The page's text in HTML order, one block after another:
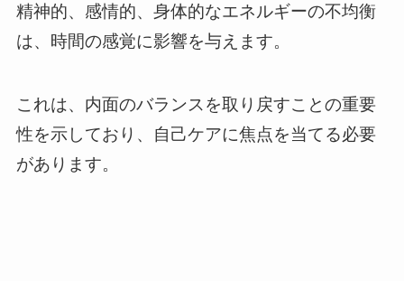
精神的、感情的、身体的なエネルギーの不均衡
は、時間の感覚に影響を与えます。
これは、内面のバランスを取り戻すことの重要
性を示しており、自己ケアに焦点を当てる必要
があります。